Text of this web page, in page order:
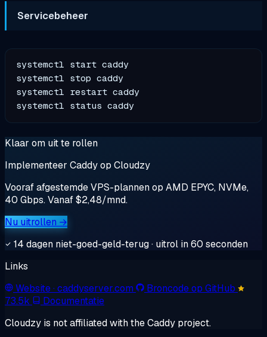
Servicebeheer
systemctl start caddy
systemctl stop caddy
systemctl restart caddy
Klaar om uit te rollen
Implementeer Caddy op Cloudzy
Vooraf afgestemde VPS-plannen op AMD EPYC, NVMe,
40 Gbps. Vanaf $2,48/mnd.
Nu uitrollen →
14 dagen niet-goed-geld-terug · uitrol in 60 seconden
Links
Website· caddyserver.com
Broncode op GitHub
73.5k
Documentatie
Cloudzy is not affiliated with the Caddy project.